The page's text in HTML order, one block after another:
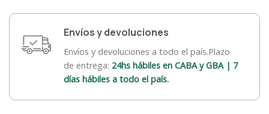
Envíos y devoluciones
Envíos y devoluciones a todo el país.Plazo
de entrega: 24hs hábiles en CABA y GBA | 7
días hábiles a todo el país.